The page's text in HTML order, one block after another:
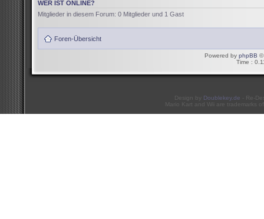
WER IST ONLINE?
Mitglieder in diesem Forum: 0 Mitglieder und 1 Gast
Foren-Übersicht
Powered by phpBB ©
Time :
Design by Doublekey.de - Re-
Mario Kart and Wii are trademarks